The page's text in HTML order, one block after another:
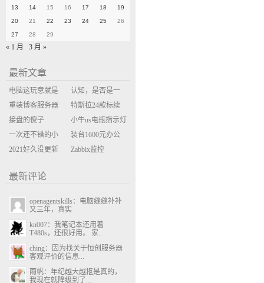
13 14 15 16 17 18 19
20 21 22 23 24 25 26
27 28 29
« 1 月 3 月 »
最新文章
电脑这玩意就是
缝缝补补的事
认知，是否是一
座大山？当架构
决策变成配置清
单比价
重装博客服务器
环境
特斯拉24款标续
Model Y 2万公里
使用体验
接盘的傻子
小牛us电瓶指示灯
闪三次不上电
一次还不错的小
米售后体验
装台1600元办公
主机
2021好久没更新
Zabbix监控
最新评论
openagentskills：电脑缝缝补补
又三年，真实
kn007：我笔记本还用着
T480s，还很好用。 家...
ching：因为找关于恒创服务器
客观评价的信息...
雨帆：年纪越大越抠是真的，
我现在就降级到了...